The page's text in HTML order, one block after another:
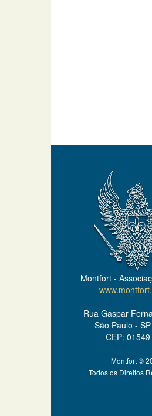
Montfort -
Rua Gaspar
São Paulo -
CEP:
Montfort ©
Todos os Direitos